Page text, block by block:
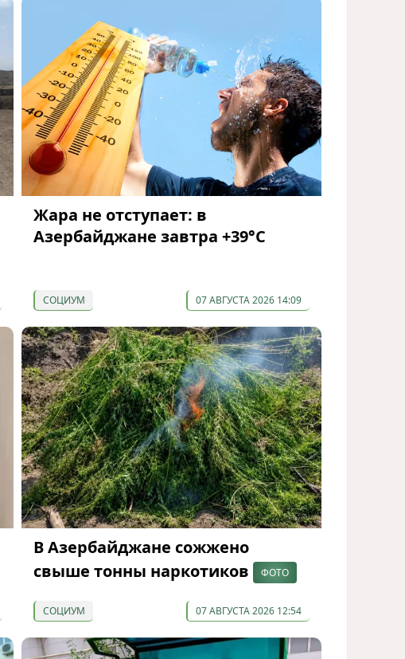
1325 05 Августа 2026 10:15
Жара не отступает: в
Азербайджане завтра +39°С
СОЦИУМ 07 АВГУСТА 2026 14:09
В Азербайджане сожжено
свыше тонны наркотиков
ФОТО
СОЦИУМ 07 АВГУСТА 2026 12:54